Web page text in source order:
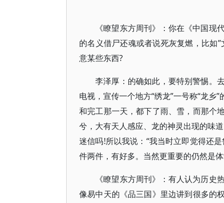
《瞭望东方周刊》：你在《中国
的名义借尸还魂或者说死灰复燃，比如
意某些东西?
李泽厚：的确如此，要特别警惕。
电视，宣传一个地方“绣龙”一号称“龙乡
和完工那一天，都下了雨、雪，而那个
兮，大有天人感应、龙的神灵出现的味
迷信吗!所以我说：“我当时立即觉得还
件两件，有好多。当然更重要的仍然是
《瞭望东方周刊》：有人认为历史
像易中天的《品三国》里边讲到很多的